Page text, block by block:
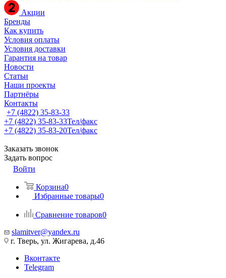
Акции
Бренды
Как купить
Условия оплаты
Условия доставки
Гарантия на товар
Новости
Статьи
Наши проекты
Партнёры
Контакты
+7 (4822) 35-83-33
+7 (4822) 35-83-33Тел/факс
+7 (4822) 35-83-20Тел/факс
Заказать звонок
Задать вопрос
Войти
Корзина0
Избранные товары0
Сравнение товаров0
slamitver@yandex.ru
г. Тверь, ул. Жигарева, д.46
Вконтакте
Telegram